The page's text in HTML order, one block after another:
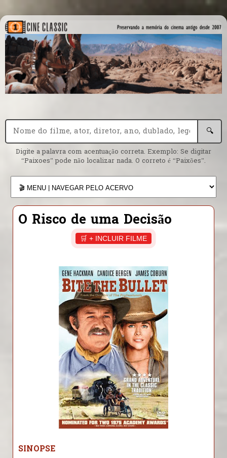
🔍
Digite a palavra com acentuação correta. Exemplo: Se digitar
“Paixoes” pode não localizar nada. O correto é “Paixões”.
O Risco de uma Decisão
🛒 + INCLUIR FILME
SINOPSE